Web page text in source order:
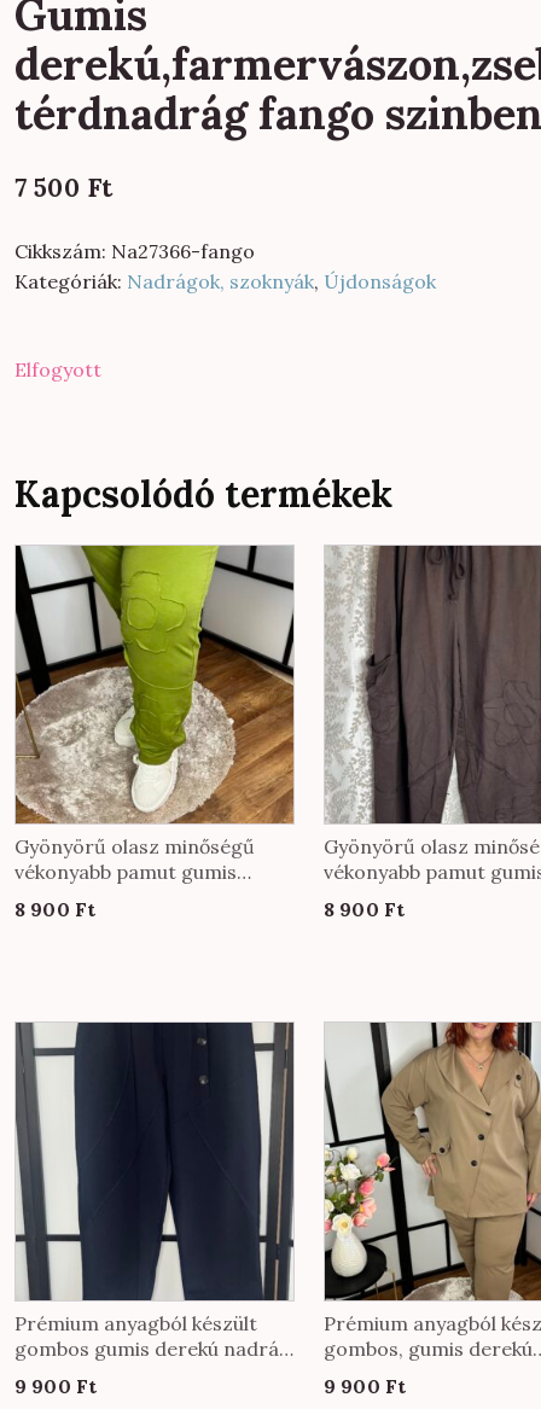
Gumis
térdnadrág fango
7 500 Ft
Cikkszám: Na27366-fango
Kategóriák: Nadrágok, szoknyák, Újdonságok
Elfogyott
Kapcsolódó termékek
Gyönyörű olasz minőségű
vékonyabb pamut gumis
derekú nadrág KÖZEPES
méretben oliva színben
8 900 Ft
Gyönyörű olasz
vékonyabb pamut
derekú nadrág EXTRA
méretben csokibarna
8 900 Ft
Prémium anyagból készült
gombos gumis derekú nadrág
9 900 Ft
Prémium anyagból
gombos, gumis derekú
9 900 Ft